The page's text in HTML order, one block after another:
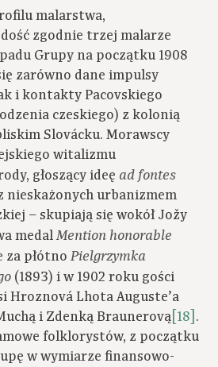
malarstwa,
zgodnie trzej malarze
Grupy na początku 1908
zarówno dane impulsy
i kontakty Pacovskiego
czeskiego) z kolonią
Slovácku. Morawscy
witalizmu
głoszący ideę ad fontes
nieskażonych urbanizmem
– skupiają się wokół Jožy
medalMention honorable
za płótno Pielgrzymka
(1893) i w 1902 roku gości
Hroznová Lhota Auguste’a
i Zdenką Braunerovą [18] .
folklorystów, z początku
w wymiarze finansowo-